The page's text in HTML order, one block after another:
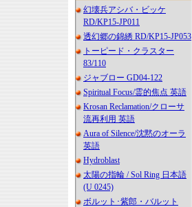
幻壊兵アシバ・ビッケ
RD/KP15-JP011
透幻郷の錦綉 RD/KP15-JP053
トーピード・クラスター
83/110
ジャブロー GD04-122
Spiritual Focus/霊的焦点 英語
Krosan Reclamation/クローサ
流再利用 英語
Aura of Silence/沈黙のオーラ
英語
Hydroblast
太陽の指輪 / Sol Ring 日本語
(U 0245)
ボルット･紫郎・バルット